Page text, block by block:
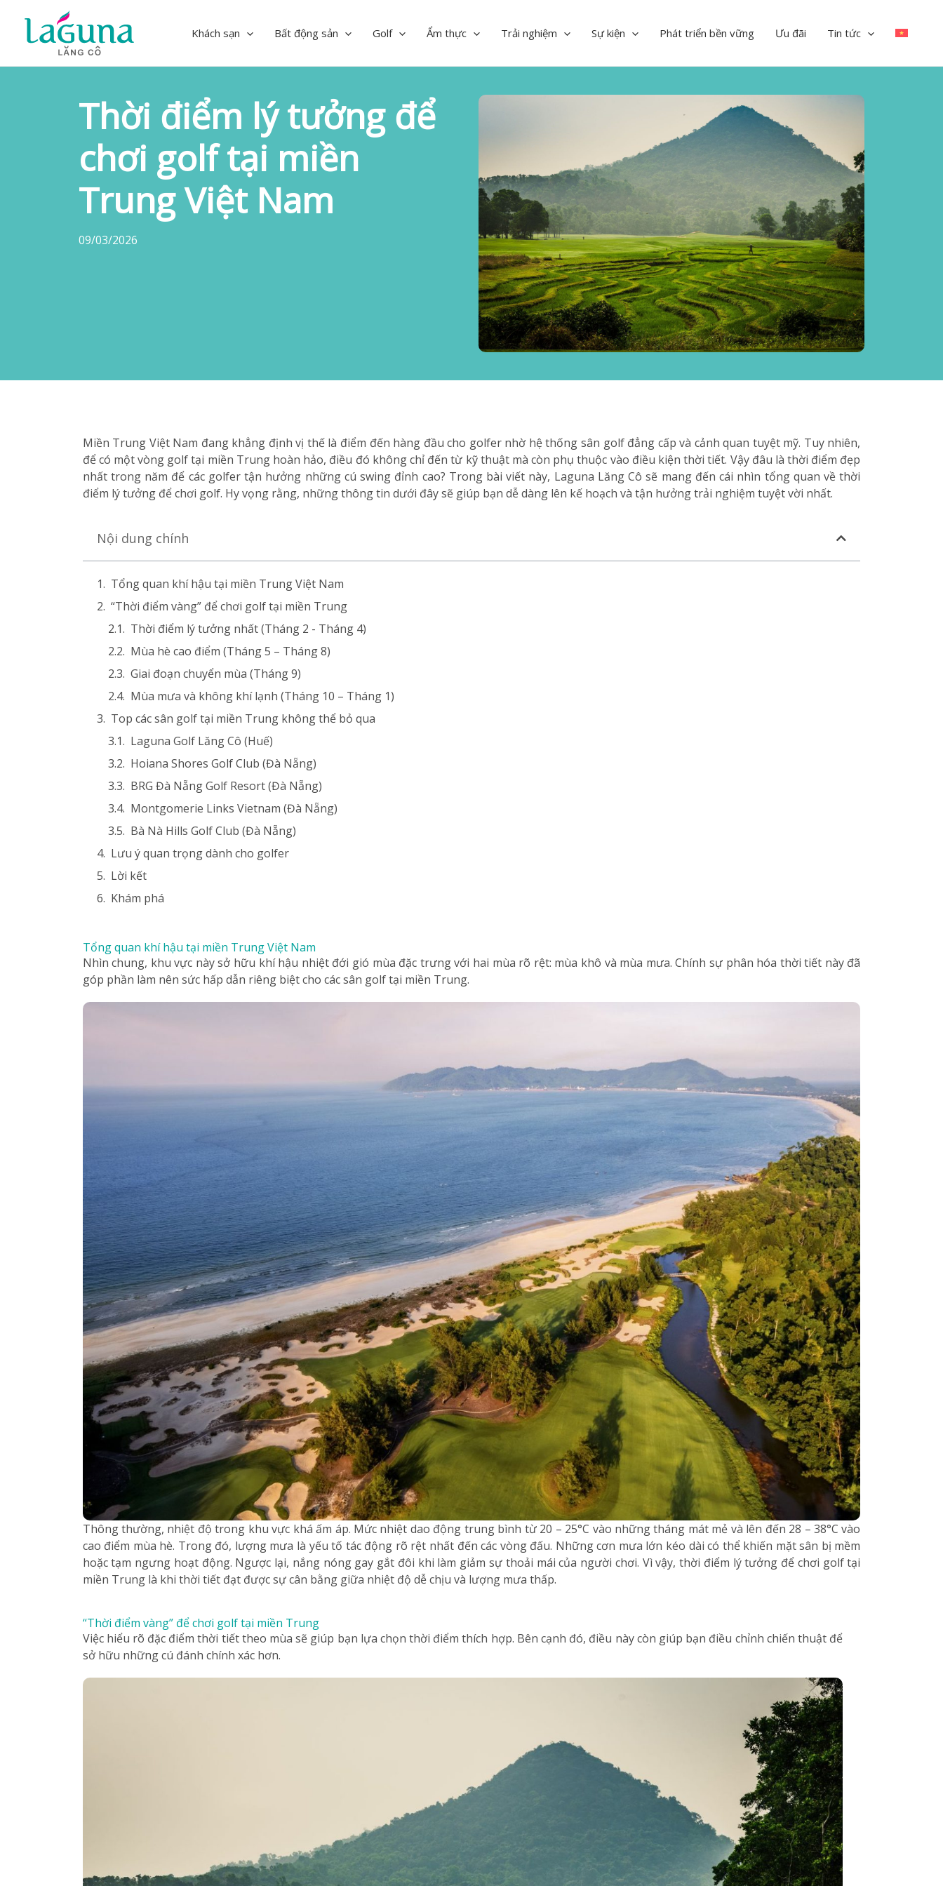
content
Khách sạn Bất động sản Golf Ẩm thực Trải nghiệm Sự kiện Phát triển bền vững Ưu đãi Tin tức
Thời điểm lý tưởng để
chơi golf tại miền
Trung Việt Nam
09/03/2026
Miền Trung Việt Nam đang khẳng định vị thế là điểm đến hàng đầu cho golfer nhờ hệ thống sân golf đẳng cấp và cảnh quan tuyệt mỹ. Tuy nhiên,
để có một vòng golf tại miền Trung hoàn hảo, điều đó không chỉ đến từ kỹ thuật mà còn phụ thuộc vào điều kiện thời tiết. Vậy đâu là thời điểm đẹp
nhất trong năm để các golfer tận hưởng những cú swing đỉnh cao? Trong bài viết này, Laguna Lăng Cô sẽ mang đến cái nhìn tổng quan về thời
điểm lý tưởng để chơi golf. Hy vọng rằng, những thông tin dưới đây sẽ giúp bạn dễ dàng lên kế hoạch và tận hưởng trải nghiệm tuyệt vời nhất.
Nội dung chính
Tổng quan khí hậu tại miền Trung Việt Nam
“Thời điểm vàng” để chơi golf tại miền Trung
Thời điểm lý tưởng nhất (Tháng 2 - Tháng 4)
Mùa hè cao điểm (Tháng 5 – Tháng 8)
Giai đoạn chuyển mùa (Tháng 9)
Mùa mưa và không khí lạnh (Tháng 10 – Tháng 1)
Top các sân golf tại miền Trung không thể bỏ qua
Laguna Golf Lăng Cô (Huế)
Hoiana Shores Golf Club (Đà Nẵng)
BRG Đà Nẵng Golf Resort (Đà Nẵng)
Montgomerie Links Vietnam (Đà Nẵng)
Bà Nà Hills Golf Club (Đà Nẵng)
Lưu ý quan trọng dành cho golfer
Lời kết
Khám phá
Tổng quan khí hậu tại miền Trung Việt Nam
Nhìn chung, khu vực này sở hữu khí hậu nhiệt đới gió mùa đặc trưng với hai mùa rõ rệt: mùa khô và mùa mưa. Chính sự phân hóa thời tiết này đã
góp phần làm nên sức hấp dẫn riêng biệt cho các sân golf tại miền Trung.
Thông thường, nhiệt độ trong khu vực khá ấm áp. Mức nhiệt dao động trung bình từ 20 – 25°C vào những tháng mát mẻ và lên đến 28 – 38°C vào
cao điểm mùa hè. Trong đó, lượng mưa là yếu tố tác động rõ rệt nhất đến các vòng đấu. Những cơn mưa lớn kéo dài có thể khiến mặt sân bị mềm
hoặc tạm ngưng hoạt động. Ngược lại, nắng nóng gay gắt đôi khi làm giảm sự thoải mái của người chơi. Vì vậy, thời điểm lý tưởng để chơi golf tại
miền Trung là khi thời tiết đạt được sự cân bằng giữa nhiệt độ dễ chịu và lượng mưa thấp.
“Thời điểm vàng” để chơi golf tại miền Trung
Việc hiểu rõ đặc điểm thời tiết theo mùa sẽ giúp bạn lựa chọn thời điểm thích hợp. Bên cạnh đó, điều này còn giúp bạn điều chỉnh chiến thuật để
sở hữu những cú đánh chính xác hơn.